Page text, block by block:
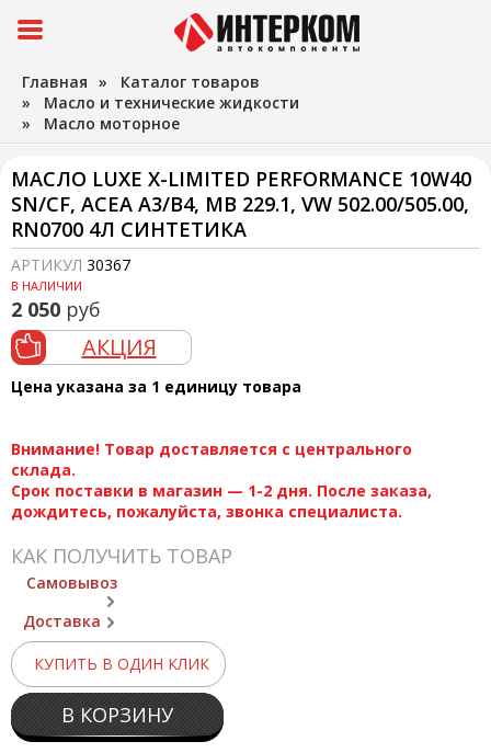
Главная » Каталог товаров
» Масло и технические жидкости
» Масло моторное
МАСЛО LUXE X-LIMITED PERFORMANCE 10W40
SN/CF, ACEA A3/B4, MB 229.1, VW 502.00/505.00,
RN0700 4Л СИНТЕТИКА
АРТИКУЛ 30367
В НАЛИЧИИ
2 050 руб
АКЦИЯ
Цена указана за 1 единицу товара
Внимание! Товар доставляется с центрального
склада.
Срок поставки в магазин — 1-2 дня. После заказа,
дождитесь, пожалуйста, звонка специалиста.
КАК ПОЛУЧИТЬ ТОВАР
Самовывоз
Доставка
КУПИТЬ В ОДИН КЛИК
В КОРЗИНУ